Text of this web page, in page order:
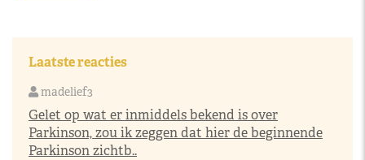
Laatste reacties
madelief3
Gelet op wat er inmiddels bekend is over
Parkinson, zou ik zeggen dat hier de beginnende
Parkinson zichtb..